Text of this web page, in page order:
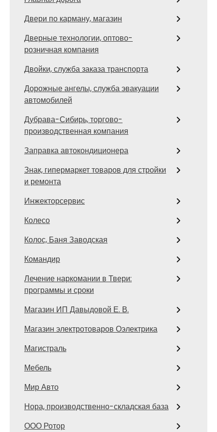
Двери по карману, магазин
Дверные технологии, оптово-
розничная компания
Двойки, служба заказа транспорта
Дорожные ангелы, служба эвакуации
автомобилей
Дубрава-Сибирь, торгово-
производственная компания
Заправка автокондиционера
Знак, гипермаркет товаров для стройки
и ремонта
Инжекторсервис
Колесо
Колос, Баня Заводская
Командир
Лечение наркомании в Твери:
программы и сроки
Магазин ИП Давыдовой Е. В.
Магазин электротоваров Оэлектрика
Магистраль
Мебель
Мир Авто
Нора, производственно-складская база
ООО Ротор